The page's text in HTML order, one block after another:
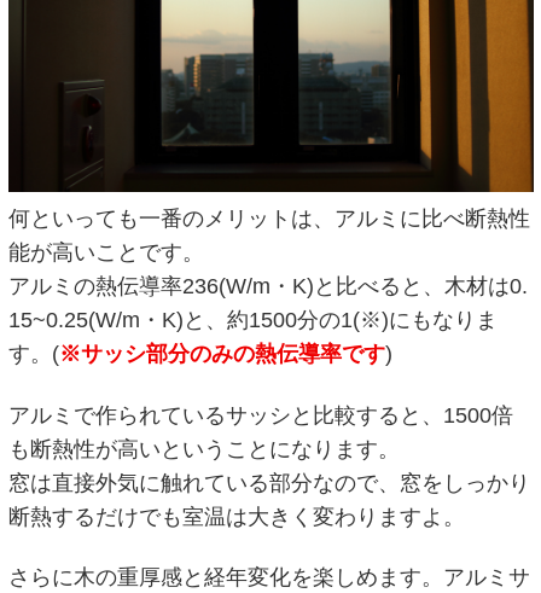
何といっても一番のメリットは、アルミに比べ断熱性
能が高いことです。
アルミの熱伝導率236(W/m・K)と比べると、木材は0.
15~0.25(W/m・K)と、約1500分の1(※)にもなりま
す。(※サッシ部分のみの熱伝導率です)
アルミで作られているサッシと比較すると、1500倍
も断熱性が高いということになります。
窓は直接外気に触れている部分なので、窓をしっかり
断熱するだけでも室温は大きく変わりますよ。
さらに木の重厚感と経年変化を楽しめます。アルミサ